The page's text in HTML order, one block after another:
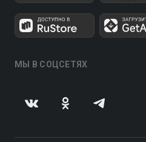
МЫ В СОЦСЕТЯХ